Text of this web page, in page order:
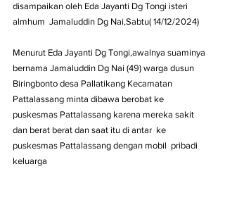
disampaikan oleh Eda Jayanti Dg Tongi isteri
almhum  Jamaluddin Dg Nai,Sabtu( 14/12/2024)
Menurut Eda Jayanti Dg Tongi,awalnya suaminya
bernama Jamaluddin Dg Nai (49) warga dusun
Biringbonto desa Pallatikang Kecamatan
Pattalassang minta dibawa berobat ke
puskesmas Pattalassang karena mereka sakit
dan berat berat dan saat itu di antar  ke
puskesmas Pattalassang dengan mobil  pribadi
keluarga